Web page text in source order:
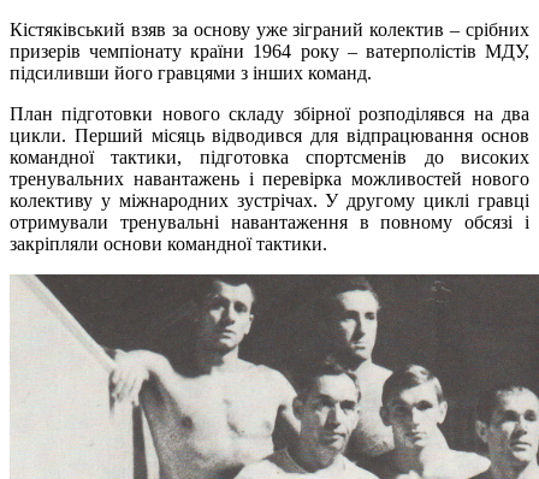
Кістяківський взяв за основу уже зіграний колектив – срібних
призерів чемпіонату країни 1964 року – ватерполістів МДУ,
підсиливши його гравцями з інших команд.
План підготовки нового складу збірної розподілявся на два
цикли. Перший місяць відводився для відпрацювання основ
командної тактики, підготовка спортсменів до високих
тренувальних навантажень і перевірка можливостей нового
колективу у міжнародних зустрічах. У другому циклі гравці
отримували тренувальні навантаження в повному обсязі і
закріпляли основи командної тактики.